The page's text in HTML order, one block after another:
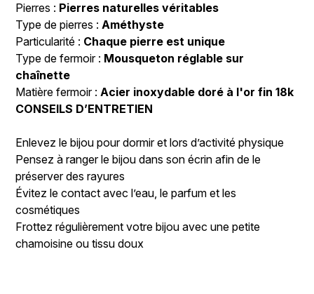
Pierres : Pierres naturelles véritables
Type de pierres :Améthyste
Particularité : Chaque pierre est unique
Type de fermoir : Mousqueton réglable sur
chaînette
Matière fermoir :Acier inoxydable doré à l'or fin 18k
CONSEILS D’ENTRETIEN
Enlevez le bijou pour dormir et lors d’activité physique
Pensez à ranger le bijou dans son écrin afin de le
préserver des rayures
Évitez le contact avec l’eau, le parfum et les
cosmétiques
Frottez régulièrement votre bijou avec une petite
chamoisine ou tissu doux